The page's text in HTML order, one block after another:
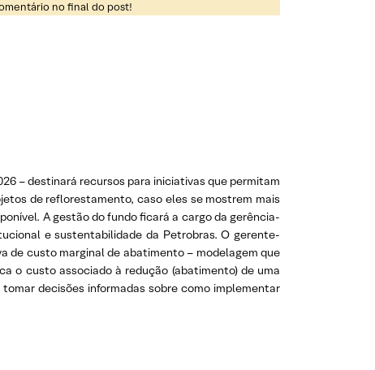
no final do post!
– destinará recursos para iniciativas que permitam
de reflorestamento, caso eles se mostrem mais
A gestão do fundo ficará a cargo da gerência-
e sustentabilidade da Petrobras. O gerente-
de custo marginal de abatimento – modelagem que
o custo associado à redução (abatimento) de uma
decisões informadas sobre como implementar